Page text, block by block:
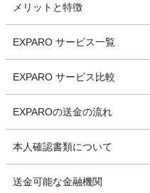
メリットと特徴
EXPARO サービス一覧
EXPARO サービス比較
EXPAROの送金の流れ
本人確認書類について
送金可能な金融機関